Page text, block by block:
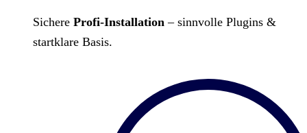
Sichere Profi-Installation – sinnvolle Plugins &
startklare Basis.